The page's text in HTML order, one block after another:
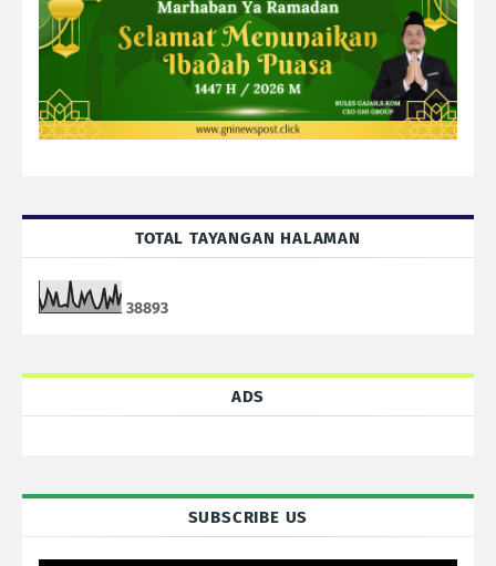
TOTAL TAYANGAN HALAMAN
38893
ADS
SUBSCRIBE US